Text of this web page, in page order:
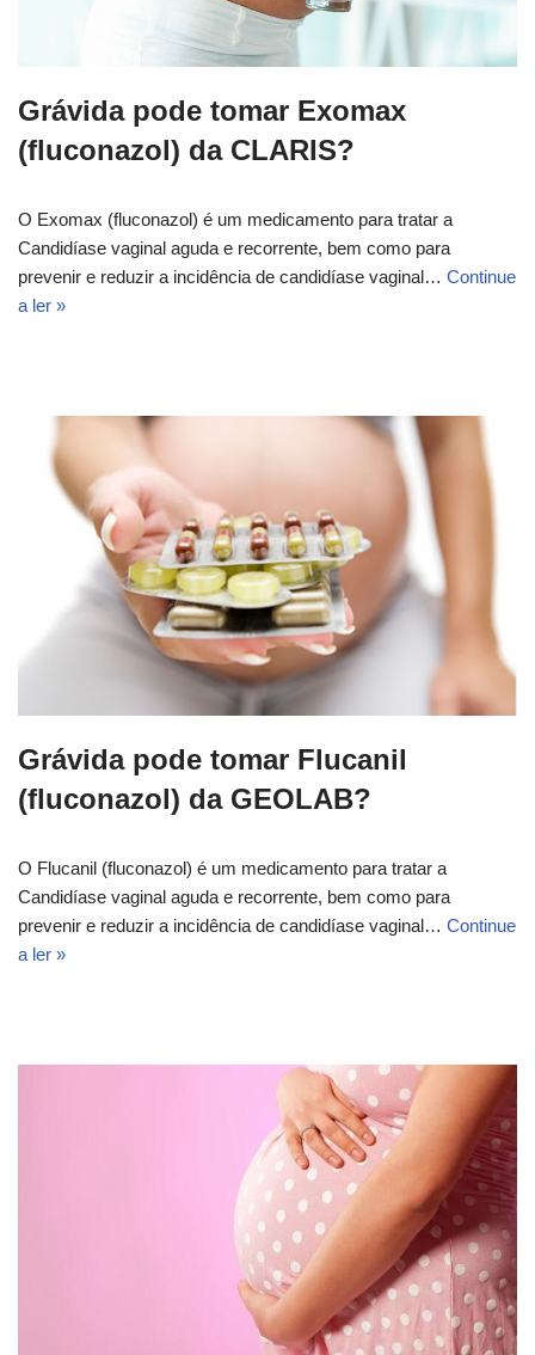
Grávida pode tomar Exomax
(fluconazol) da CLARIS?
O Exomax (fluconazol) é um medicamento para tratar a
Candidíase vaginal aguda e recorrente, bem como para
prevenir e reduzir a incidência de candidíase vaginal… Continue
a ler »
Grávida pode tomar Flucanil
(fluconazol) da GEOLAB?
O Flucanil (fluconazol) é um medicamento para tratar a
Candidíase vaginal aguda e recorrente, bem como para
prevenir e reduzir a incidência de candidíase vaginal… Continue
a ler »